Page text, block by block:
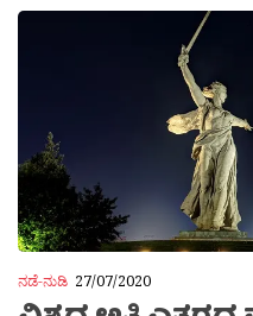
ನಡೆ-ನುಡಿ 27/07/2020